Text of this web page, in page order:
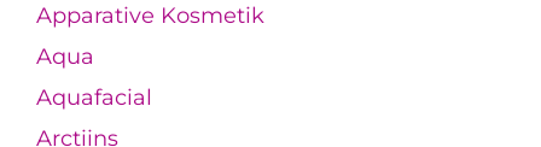
Apparative Kosmetik
Aqua
Aquafacial
Arctiins